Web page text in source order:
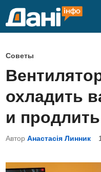
О
п
у
б
л
и
к
в
Советы
охладить
и
АвторАнастасія Линник